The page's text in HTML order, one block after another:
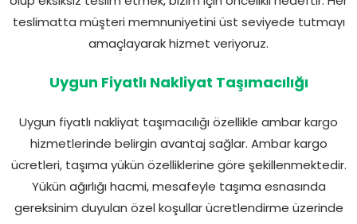
teslimatta müşteri memnuniyetini üst seviyede tutmayı
amaçlayarak hizmet veriyoruz.
Uygun Fiyatlı Nakliyat Taşımacılığı
Uygun fiyatlı nakliyat taşımacılığı özellikle ambar kargo
hizmetlerinde belirgin avantaj sağlar. Ambar kargo
ücretleri, taşıma yükün özelliklerine göre şekillenmektedir.
Yükün ağırlığı hacmi, mesafeyle taşıma esnasında
gereksinim duyulan özel koşullar ücretlendirme üzerinde